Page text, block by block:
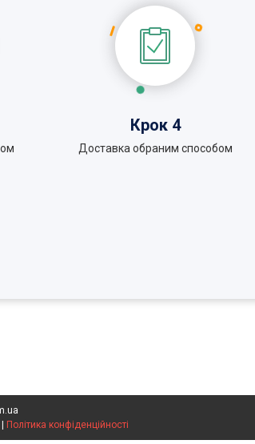
Крок 4
Доставка обраним способом
Політика конфіденційності